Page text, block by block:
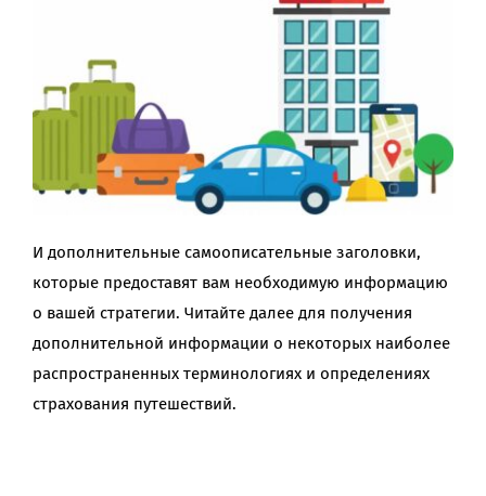
И дополнительные самоописательные заголовки,
которые предоставят вам необходимую информацию
о вашей стратегии. Читайте далее для получения
дополнительной информации о некоторых наиболее
распространенных терминологиях и определениях
страхования путешествий.